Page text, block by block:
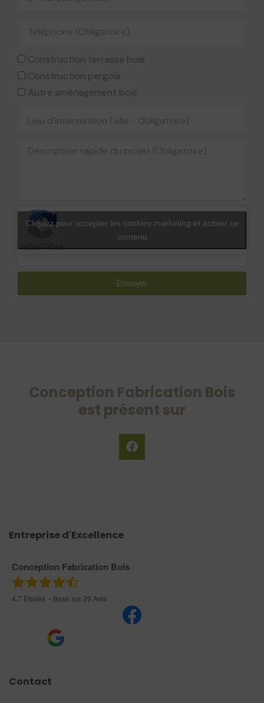
Construction terrasse bois
Construction pergola
Autre aménagement bois
Cliquez pour accepter les cookies marketing et activer ce
contenu
Envoyer
Conception Fabrication Bois
est présent sur
Entreprise d'Excellence
Conception Fabrication Bois
4.7 Etoiles – Basé sur 29 Avis
Contact